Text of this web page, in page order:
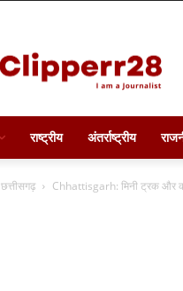
राष्ट्रीय अंतर्राष्ट्रीय
छत्तीसगढ़ Chhattisgarh: मिनी ट्रक और